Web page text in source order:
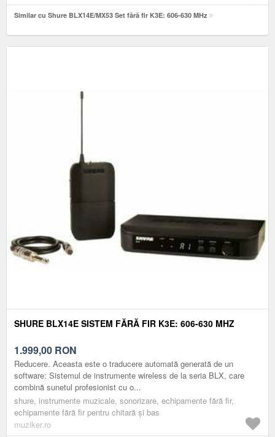
Similar cu Shure BLX14E/MX53 Set fără fir K3E: 606-630 MHz
SHURE BLX14E SISTEM FĂRĂ FIR K3E: 606-630 MHZ
1.999,00 RON
Reducere. Aceasta este o traducere automată generată de un
software: Sistemul de instrumente wireless de la seria BLX, care
combină sunetul profesionist cu o...
shure, instrumente muzicale, sonorizare, echipamente fără fir,
echipamente fără fir pentru chitară și bas
muziker.ro